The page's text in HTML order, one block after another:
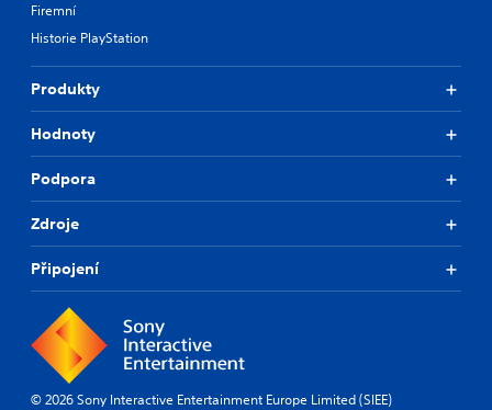
Firemní
Historie PlayStation
Produkty
Hodnoty
Podpora
Zdroje
Připojení
© 2026 Sony Interactive Entertainment Europe Limited (SIEE)